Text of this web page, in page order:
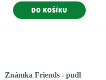
DO KOŠÍKU
Známka Friends - pudl